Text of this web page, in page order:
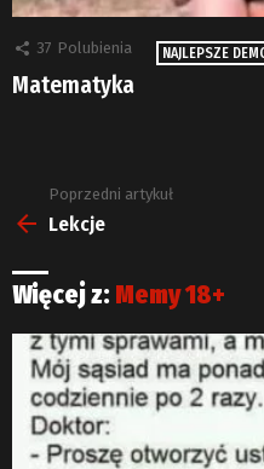
37 Polubienia NAJLEPSZE
Matematyka
Zobacz
więcej
Poprzedni artykuł
Lekcje
Więcej z: Memy 18+